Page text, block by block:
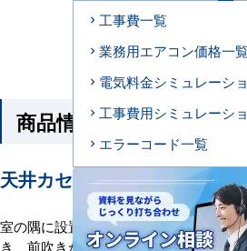
私た
商品情報
天井カセット形1方向吹出エ
室の隅に設置する場合おすすめ。下が
き、前吹きが自在に選択可能なので、
工事費一覧
業務用エアコン価格一
電気料金シミュレーシ
工事費用シミュレーシ
エラーコード一覧